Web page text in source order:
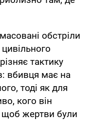
обстріли
тактику
вбивця має на
тоді як для
кого він
жертви були